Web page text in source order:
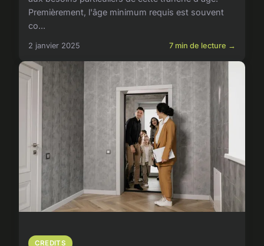
Premièrement, l'âge minimum requis est souvent
co...
2 janvier 2025 7 min de lecture →
CREDITS